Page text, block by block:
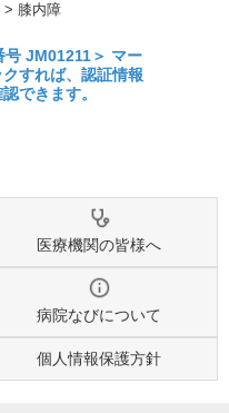
> 膝内障
医療機関の皆様へ
病院なびについて
個人情報保護方針